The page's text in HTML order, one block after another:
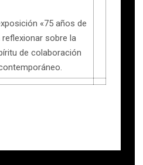
«75 años de
sobre la
de colaboración